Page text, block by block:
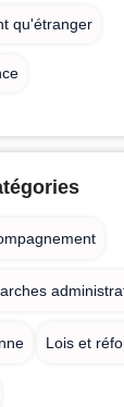
qu'étranger
Lois et